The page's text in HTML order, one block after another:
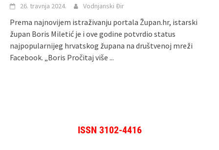
26. travnja 2024. Vodnjanski Đir
Prema najnovijem istraživanju portala Župan.hr, istarski
župan Boris Miletić je i ove godine potvrdio status
najpopularnijeg hrvatskog župana na društvenoj mreži
Facebook. „Boris Pročitaj više ...
ISSN 3102-4416